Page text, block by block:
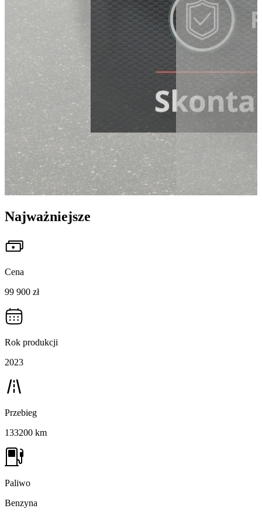
Najważniejsze
Cena
99 900 zł
Rok produkcji
2023
Przebieg
133200 km
Paliwo
Benzyna